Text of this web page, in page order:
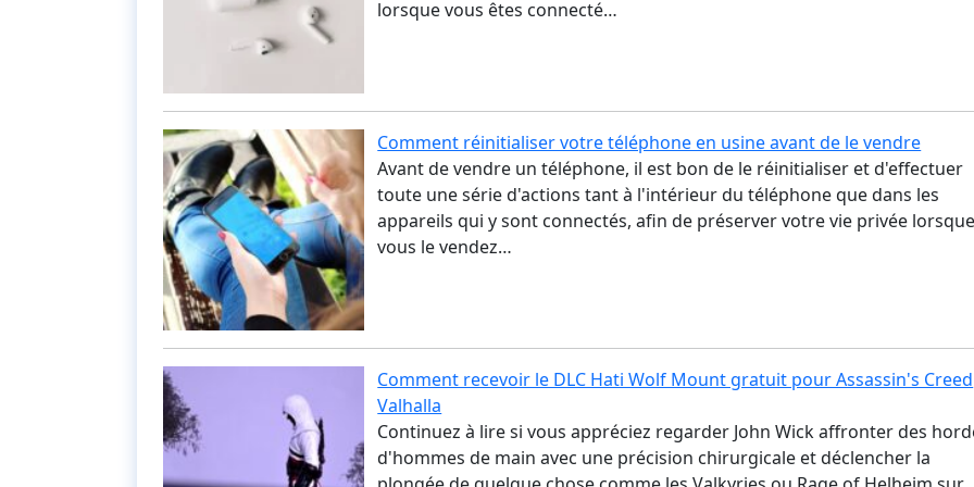
lorsque vous êtes connecté…
Comment réinitialiser votre téléphone en usine avant de le vendre
Avant de vendre un téléphone, il est bon de le réinitialiser et d'effectuer
toute une série d'actions tant à l'intérieur du téléphone que dans les
appareils qui y sont connectés, afin de préserver votre vie privée lorsque
vous le vendez…
Comment recevoir le DLC Hati Wolf Mount gratuit pour Assassin's Creed
Valhalla
Continuez à lire si vous appréciez regarder John Wick affronter des
d'hommes de main avec une précision chirurgicale et déclencher la